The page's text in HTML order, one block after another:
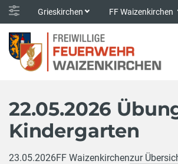
Grieskirchen FF Waizenkirchen
22.05.2026
Kindergarten
23.05.2026FF Waizenkirchenzur